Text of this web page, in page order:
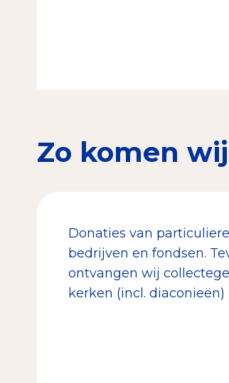
Zo komen
Donaties van
bedrijven en fondsen.
ontvangen wij
kerken (incl. diaconieën)